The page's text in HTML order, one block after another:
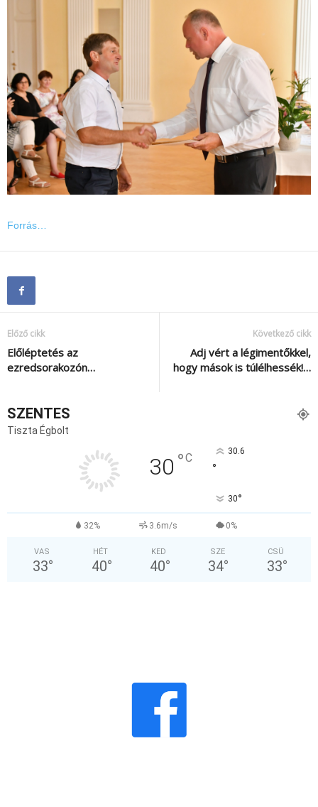
Forrás…
Előző cikk
Előléptetés az
ezredsorakozón…
Következő cikk
Adj vért a légimentőkkel,
hogy mások is túlélhessék!…
SZENTES
Tiszta Égbolt
30 °C 30.6
°
30°
32% 3.6m/s 0%
VAS
33°
HÉT
40°
KED
40°
SZE
34°
CSÜ
33°